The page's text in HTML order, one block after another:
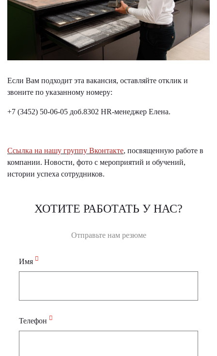
Если Вам подходит эта вакансия, оставляйте отклик и
звоните по указанному номеру:
+7 (3452) 50-06-05 доб.8302 HR-менеджер Елена.
Ссылка на нашу группу Вконтакте, посвященную работе в
компании. Новости, фото с мероприятий и обучений,
истории успеха сотрудников.
ХОТИТЕ РАБОТАТЬ У НАС?
Отправьте нам резюме
Имя
Телефон